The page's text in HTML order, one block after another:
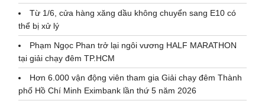
Từ 1/6, cửa hàng xăng dầu không chuyển sang E10 có
thể bị xử lý
Phạm Ngọc Phan trở lại ngôi vương HALF MARATHON
tại giải chạy đêm TP.HCM
Hơn 6.000 vận động viên tham gia Giải chạy đêm Thành
phố Hồ Chí Minh Eximbank lần thứ 5 năm 2026